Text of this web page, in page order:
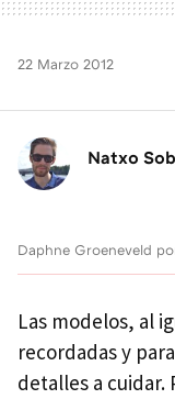
22 Marzo 2012
Natxo
Daphne Groeneveld
Las modelos, al
recordadas y
detalles a